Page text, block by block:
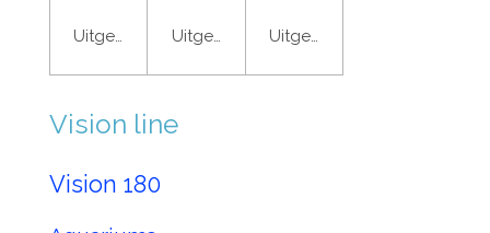
UitgeschakeldUitgeschakeldUitgeschakeld
Vision line
Vision 180